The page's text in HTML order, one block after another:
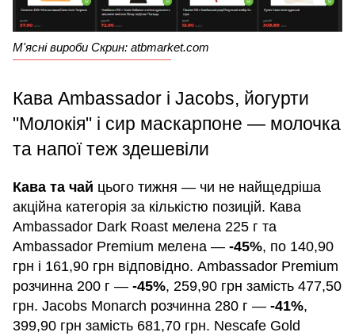
М'ясні вироби Скрин: atbmarket.com
Кава Ambassador і Jacobs, йогурти
"Молокія" і сир маскарпоне — молочка
та напої теж здешевіли
Кава та чай цього тижня — чи не найщедріша
акційна категорія за кількістю позицій. Кава
Ambassador Dark Roast мелена 225 г та
Ambassador Premium мелена — -45%, по 140,90
грн і 161,90 грн відповідно. Ambassador Premium
розчинна 200 г — -45%, 259,90 грн замість 477,50
грн. Jacobs Monarch розчинна 280 г — -41%,
399,90 грн замість 681,70 грн. Nescafe Gold